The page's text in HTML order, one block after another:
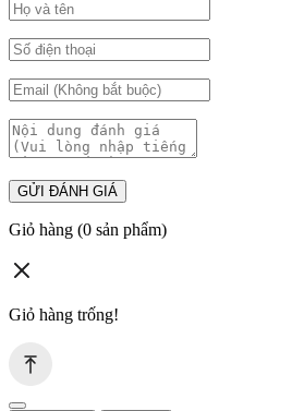
GỬI ĐÁNH GIÁ
Giỏ hàng (0 sản phẩm)
Giỏ hàng trống!